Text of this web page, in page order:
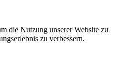
die Nutzung unserer Website zu
zu verbessern.